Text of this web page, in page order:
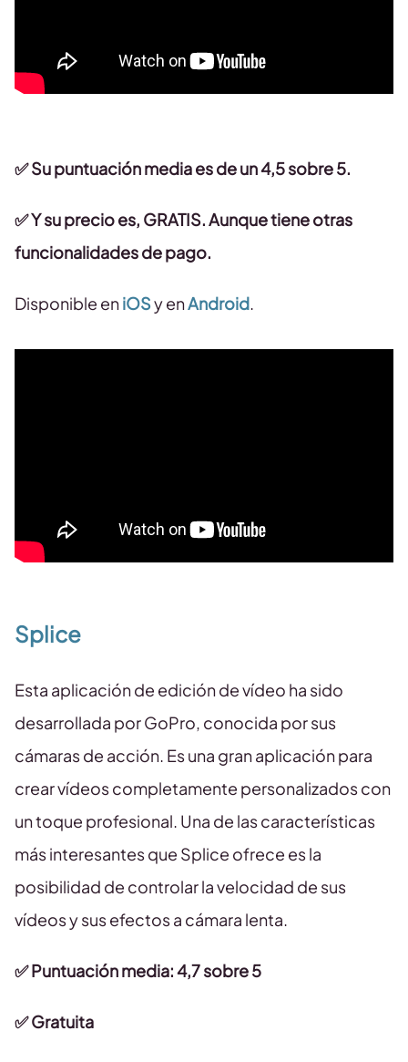
✅ Su puntuación media es de un 4,5 sobre 5.
✅ Y su precio es, GRATIS. Aunque tiene otras
funcionalidades de pago.
Disponible eniOSy enAndroid.
Splice
Esta aplicación de edición de vídeo ha sido
desarrollada por GoPro, conocida por sus
cámaras de acción. Es una gran aplicación para
crear vídeos completamente personalizados con
un toque profesional. Una de las características
más interesantes que Splice ofrece es la
posibilidad de controlar la velocidad de sus
vídeos y sus efectos a cámara lenta.
✅ Puntuación media: 4,7 sobre 5
✅Gratuita